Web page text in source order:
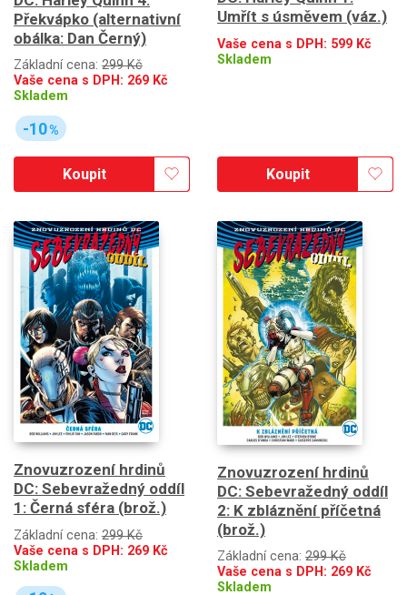
Překvápko (alternativní
obálka: Dan Černý)
Základní cena: 299 Kč
Vaše cena s DPH: 269 Kč
Skladem
-10%
Koupit
Umřít s úsměvem (váz.)
Vaše cena s DPH: 599 Kč
Skladem
Koupit
Znovuzrození hrdinů
DC: Sebevražedný oddíl
1: Černá sféra (brož.)
Základní cena: 299 Kč
Vaše cena s DPH: 269 Kč
Skladem
Znovuzrození hrdinů
DC: Sebevražedný oddíl
2: K zbláznění příčetná
(brož.)
Základní cena: 299 Kč
Vaše cena s DPH: 269 Kč
Skladem